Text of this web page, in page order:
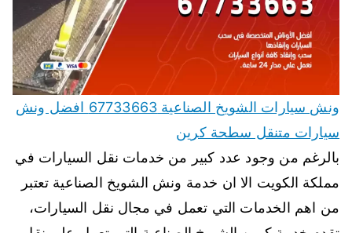
ونش سيارات الشويخ الصناعية 67733663 افضل ونش
سيارات متنقل سطحة كرين
بالرغم من وجود عدد كبير من خدمات نقل السيارات في
مملكة الكويت الا ان خدمة ونش الشويخ الصناعية تعتبر
من اهم الخدمات التي تعمل في مجال نقل السيارات،